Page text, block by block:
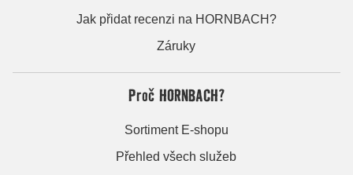
Jak přidat recenzi na HORNBACH?
Záruky
Proč HORNBACH?
Sortiment E-shopu
Přehled všech služeb